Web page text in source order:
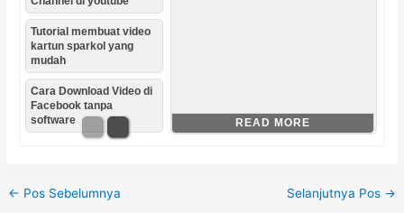
READ MORE
Cara menambah Channel di
Tutorial membuat video
Cara Download Video di
Tutorial cara install lightshoot
cara posting youtube ke
Download gratis Music
Tool gratis slideshow maker
Tutorial membuat video
kartun sparkol yang
mudah
Cara Download Video di
Facebook tanpa
software
← Pos Sebelumnya Selanjutnya Pos →